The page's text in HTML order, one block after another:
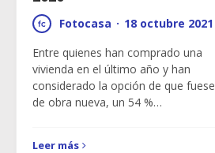
Fotocasa · 18 octubre 2021
Entre quienes han comprado una
vivienda en el último año y han
considerado la opción de que fuese
de obra nueva, un 54 %…
Leer más